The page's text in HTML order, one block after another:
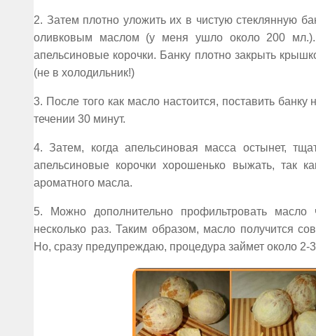
2. Затем плотно уложить их в чистую стеклянную
оливковым маслом (у меня ушло около 200
апельсиновые корочки. Банку плотно закрыть
(не в холодильник!)
3. После того как масло настоится, поставить
течении 30 минут.
4. Затем, когда апельсиновая масса остынет,
апельсиновые корочки хорошенько выжать, так
ароматного масла.
5. Можно дополнительно профильтровать
несколько раз. Таким образом, масло получится
Но, сразу предупреждаю, процедура займет около 2-